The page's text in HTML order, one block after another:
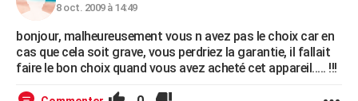
8 oct. 2009 à 14:49
bonjour, malheureusement vous n avez pas le choix car en
cas que cela soit grave, vous perdriez la garantie, il fallait
faire le bon choix quand vous avez acheté cet appareil..... !!!